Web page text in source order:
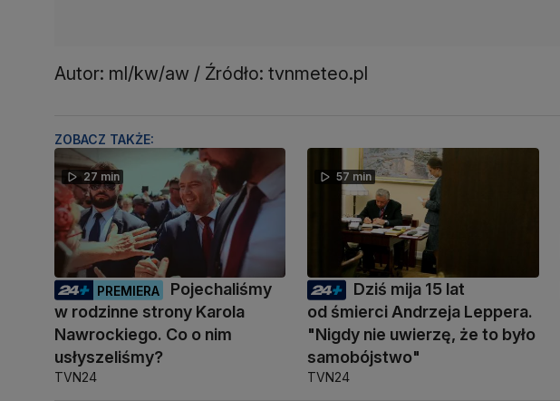
Autor: ml/kw/aw / Źródło: tvnmeteo.pl
ZOBACZ TAKŻE:
27 min
PREMIERA
Pojechaliśmy
w rodzinne strony Karola
Nawrockiego. Co o nim
usłyszeliśmy?
TVN24
57 min
Dziś mija 15 lat
od śmierci Andrzeja Leppera.
"Nigdy nie uwierzę, że to było
samobójstwo"
TVN24